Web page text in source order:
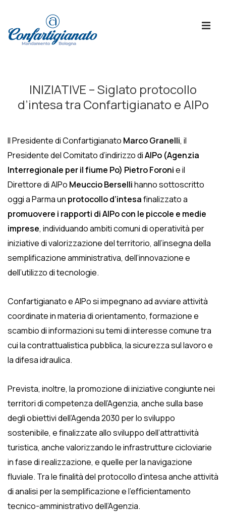
Principale
INIZIATIVE – Siglato protocollo
d’intesa tra Confartigianato e AIPo
Il Presidente di Confartigianato Marco Granelli, il
Presidente del Comitato d’indirizzo diAIPo (Agenzia
Interregionale per il fiume Po) Pietro Foronie il
Direttore di AIPo Meuccio Bersellihanno sottoscritto
oggi a Parma un protocollo d’intesafinalizzato a
promuovere i rapporti di AIPo con le piccole e medie
imprese, individuando ambiti comuni di operatività per
iniziative di valorizzazione del territorio, all’insegna della
semplificazione amministrativa, dell’innovazione e
dell’utilizzo di tecnologie.
Confartigianato e AIPo si impegnano ad avviare attività
coordinate in materia di orientamento, formazione e
scambio di informazioni su temi di interesse comune tra
cui la contrattualistica pubblica, la sicurezza sul lavoro e
la difesa idraulica.
Prevista, inoltre, la promozione di iniziative congiunte nei
territori di competenza dell’Agenzia, anche sulla base
degli obiettivi dell’Agenda 2030 per lo sviluppo
sostenibile, e finalizzate allo sviluppo dell’attrattività
turistica, anche valorizzando le infrastrutture cicloviarie
in fase di realizzazione, e quelle per la navigazione
fluviale. Tra le finalità del protocollo d’intesa anche attività
di analisi per la semplificazione e l’efficientamento
tecnico-amministrativo dell’Agenzia.